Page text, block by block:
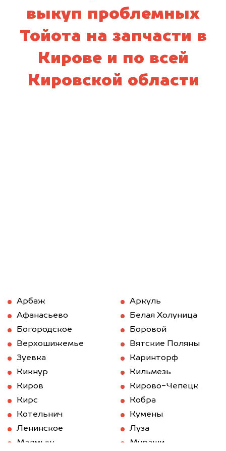
выкуп проблемных
Тойота на запчасти в
Кирове и по всей
Кировской области
Арбаж
Аркуль
Афанасьево
Белая Холуница
Богородское
Боровой
Верхошижемье
Вятские Поляны
Зуевка
Каринторф
Кикнур
Кильмезь
Киров
Кирово-Чепецк
Кирс
Кобра
Котельнич
Кумены
Ленинское
Луза
Малмыж
Мураши